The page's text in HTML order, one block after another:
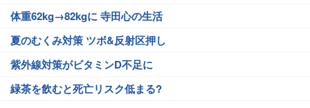
体重62kg→82kgに 寺田心の生活
夏のむくみ対策 ツボ&反射区押し
紫外線対策がビタミンD不足に
緑茶を飲むと死亡リスク低まる?